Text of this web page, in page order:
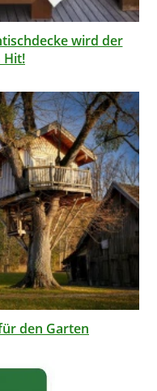
wird der
Hit!
den Garten